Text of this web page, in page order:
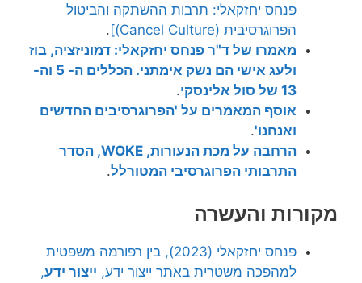
פנחס יחזקאלי: תרבות ההשתקה והביטול
הפרוגרסיבית (Cancel Culture)]
.
מאמרו של ד"ר פנחס יחזקאלי: דמוניזציה, בוז
ולעג אישי הם נשק אימתני. הכללים ה- 5 וה-
13 של סול אלינסקי
.
אוסף המאמרים על 'הפרוגרסיבים החדשים
ואנחנו'.
הרחבה על מכת הנעורות, WOKE, הסדר
התרבותי הפרוגרסיבי המטורלל.
מקורות והעשרה
פנחס יחזקאלי (2023), בין רפורמה משפטית
למהפכה משטרית באתר ייצור ידע, ייצור ידע,